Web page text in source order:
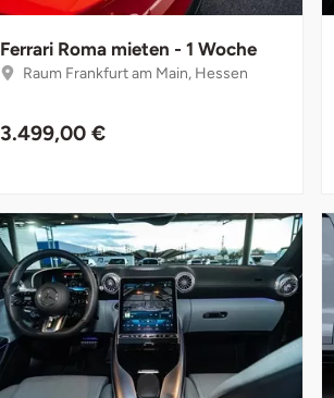
Ferrari Roma mieten - 1 Woche
Raum Frankfurt am Main, Hessen
3.499,00 €